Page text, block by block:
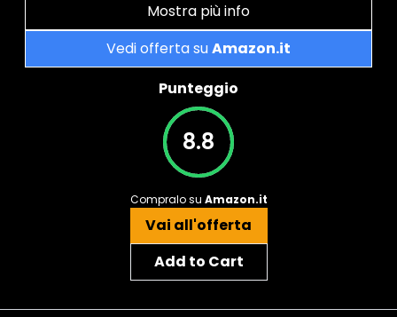
Mostra più info
Vedi offerta suAmazon.it
Punteggio
8.8
Compralo su Amazon.it
Vai all'offerta
Add to Cart